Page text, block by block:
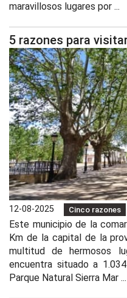
maravillosos lugares por ...
5 razones para
12-08-2025 Cinco razones
Este municipio de la
Km de la capital de la
multitud de
encuentra situado a
Parque Natural Sierra Mar ...